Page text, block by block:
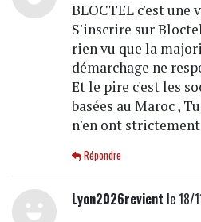
BLOCTEL c'est une
S'inscrire sur
rien vu que la
démarchage ne
Et le pire c'est les
basées au Maroc ,
n'en ont
Répondre
Lyon2026revient le 18/